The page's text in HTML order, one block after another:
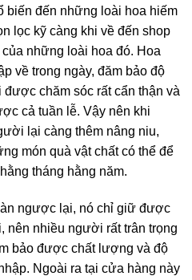
biến đến những loài hoa hiếm
lọc kỹ càng khi về đến shop
những loài hoa đó. Hoa
về trong ngày, đăm bảo độ
chăm sóc rất cẩn thận và
cả tuần lễ. Vậy nên khi
lại càng thêm nâng niu,
món quà vật chất có thể để
tháng hằng năm.
ngược lại, nó chỉ giữ được
nên nhiều người rất trân trọng
bảo được chất lượng và độ
Ngoài ra tại cửa hàng này